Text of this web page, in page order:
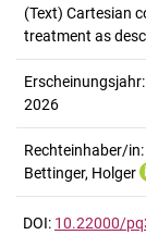
(Text) Cartesian
treatment as
Erscheinungsjahr:
2026
Rechteinhaber/in:
Bettinger, Holger
DOI: 10.22000/